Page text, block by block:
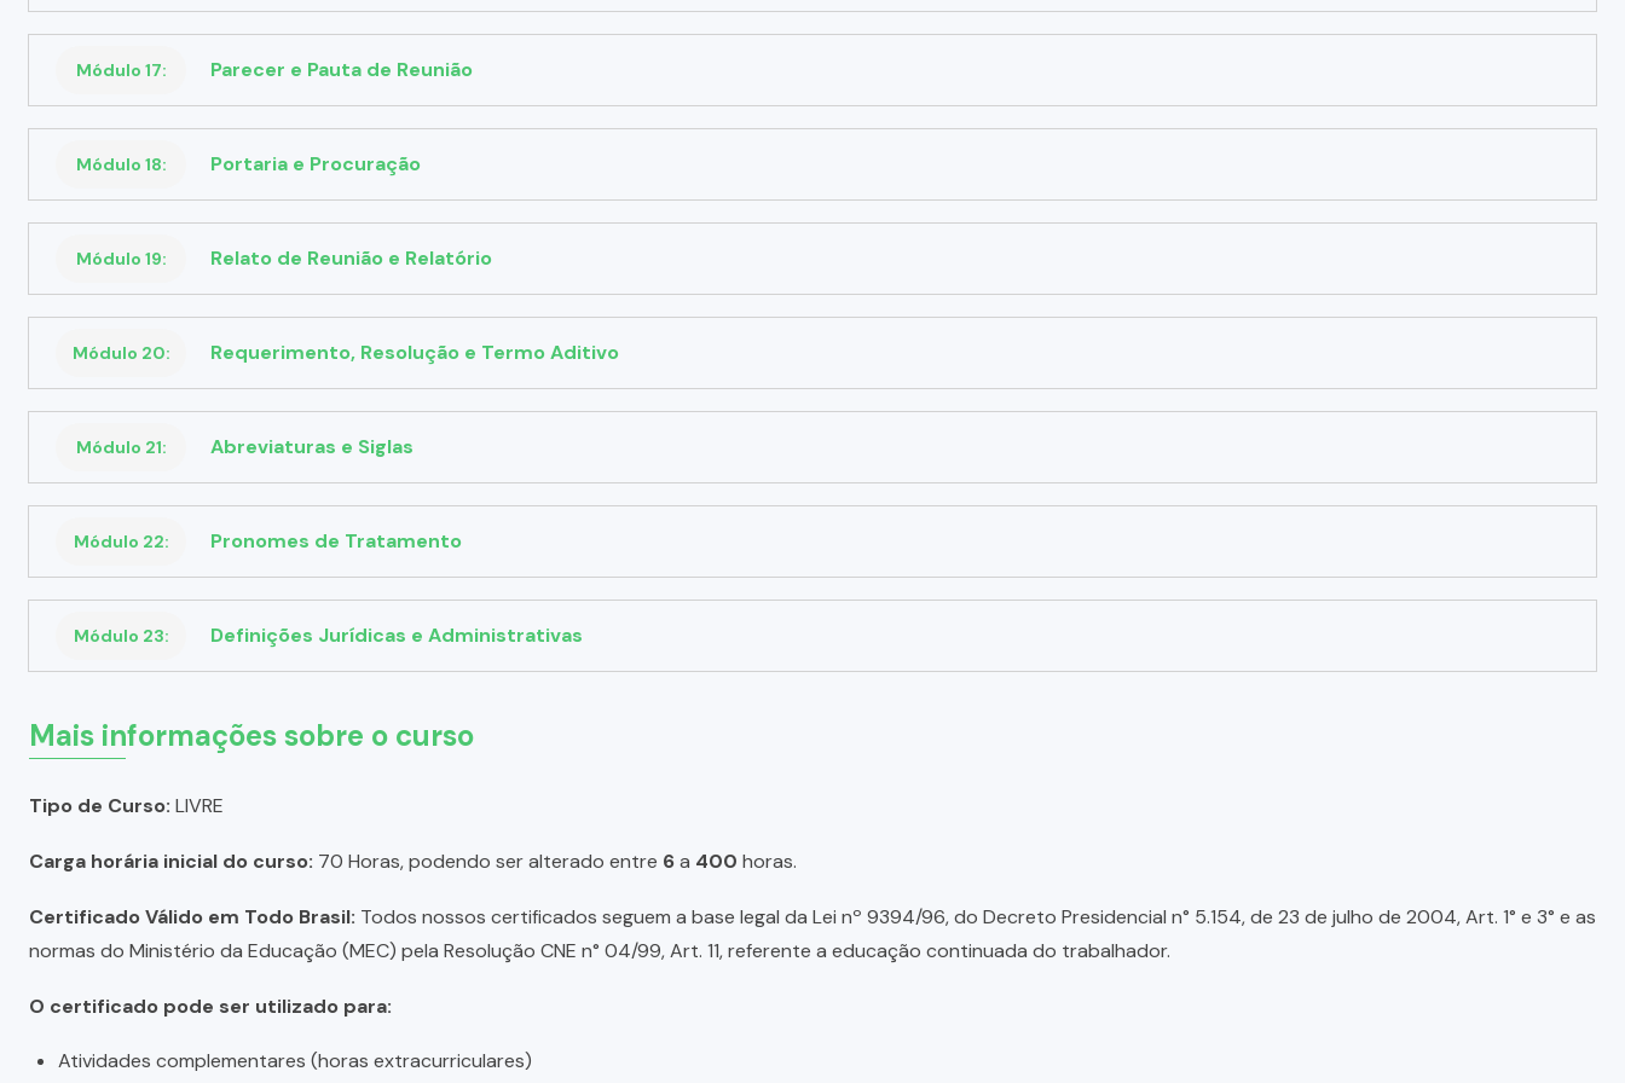
Módulo 17: Parecer e Pauta de Reunião
Módulo 18: Portaria e Procuração
Módulo 19: Relato de Reunião e Relatório
Módulo 20: Requerimento, Resolução e Termo Aditivo
Módulo 21: Abreviaturas e Siglas
Módulo 22: Pronomes de Tratamento
Módulo 23: Definições Jurídicas e Administrativas
Mais informações sobre o curso
Tipo de Curso: LIVRE
Carga horária inicial do curso: 70 Horas, podendo ser alterado entre 6a 400 horas.
Certificado Válido em Todo Brasil: Todos nossos certificados seguem a base legal da Lei nº 9394/96, do Decreto Presidencial n° 5.154, de 23 de julho de 2004, Art. 1° e 3° e as
normas do Ministério da Educação (MEC) pela Resolução CNE n° 04/99, Art. 11, referente a educação continuada do trabalhador.
O certificado pode ser utilizado para:
Atividades complementares (horas extracurriculares)